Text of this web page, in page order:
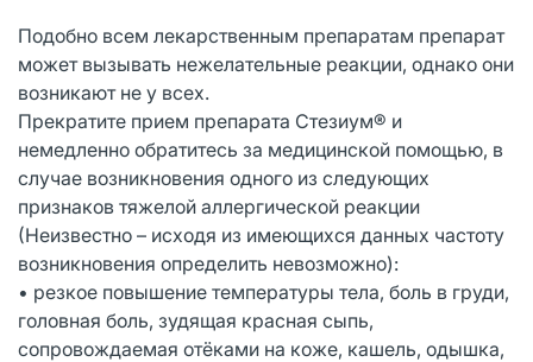
Подобно всем лекарственным препаратам препарат
может вызывать нежелательные реакции, однако они
возникают не у всех.
Прекратите прием препарата Стезиум® и
немедленно обратитесь за медицинской помощью, в
случае возникновения одного из следующих
признаков тяжелой аллергической реакции
(Неизвестно – исходя из имеющихся данных частоту
возникновения определить невозможно):
• резкое повышение температуры тела, боль в груди,
головная боль, зудящая красная сыпь,
сопровождаемая отёками на коже, кашель, одышка,